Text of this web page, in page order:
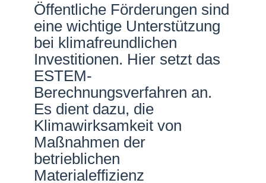
Öffentliche Förderungen sind
eine wichtige Unterstützung
bei klimafreundlichen
Investitionen. Hier setzt das
ESTEM-
Berechnungsverfahren an.
Es dient dazu, die
Klimawirksamkeit von
Maßnahmen der
betrieblichen
Materialeffizienz